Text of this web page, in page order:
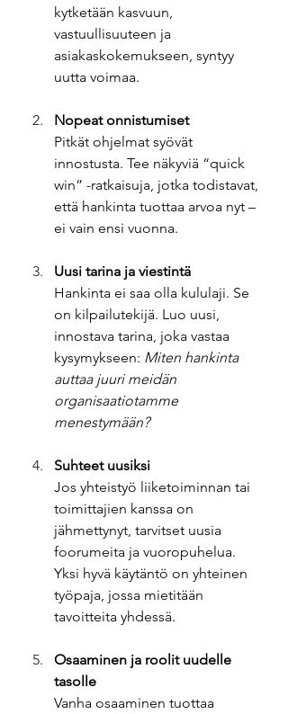
kytketään kasvuun,
vastuullisuuteen ja
asiakaskokemukseen, syntyy
uutta voimaa.
Nopeat onnistumiset
Pitkät ohjelmat syövät
innostusta. Tee näkyviä “quick
win” -ratkaisuja, jotka todistavat,
että hankinta tuottaa arvoa nyt –
ei vain ensi vuonna.
Uusi tarina ja viestintä
Hankinta ei saa olla kululaji. Se
on kilpailutekijä. Luo uusi,
innostava tarina, joka vastaa
kysymykseen: Miten hankinta
auttaa juuri meidän
organisaatiotamme
menestymään?
Suhteet uusiksi
Jos yhteistyö liiketoiminnan tai
toimittajien kanssa on
jähmettynyt, tarvitset uusia
foorumeita ja vuoropuhelua.
Yksi hyvä käytäntö on yhteinen
työpaja, jossa mietitään
tavoitteita yhdessä.
Osaaminen ja roolit uudelle
tasolle
Vanha osaaminen tuottaa